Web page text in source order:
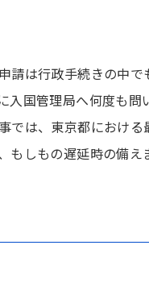
は行政手続きの中
国管理局へ何度も
は、東京都におけ
しもの遅延時の備